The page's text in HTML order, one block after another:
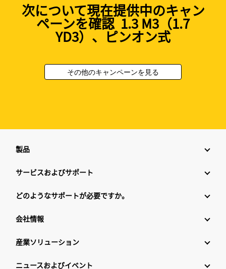
次について現在提供中のキャン
ペーンを確認 1.3 M3（1.7
YD3）、ピンオン式
その他のキャンペーンを見る
製品
サービスおよびサポート
どのようなサポートが必要ですか。
会社情報
産業ソリューション
ニュースおよびイベント